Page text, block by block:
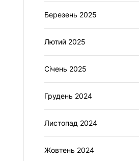
Березень 2025
Лютий 2025
Січень 2025
Грудень 2024
Листопад 2024
Жовтень 2024